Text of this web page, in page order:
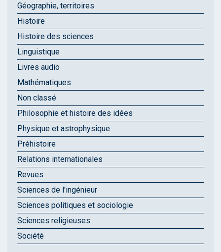
Géographie, territoires
Histoire
Histoire des sciences
Linguistique
Livres audio
Mathématiques
Non classé
Philosophie et histoire des idées
Physique et astrophysique
Préhistoire
Relations internationales
Revues
Sciences de l'ingénieur
Sciences politiques et sociologie
Sciences religieuses
Société